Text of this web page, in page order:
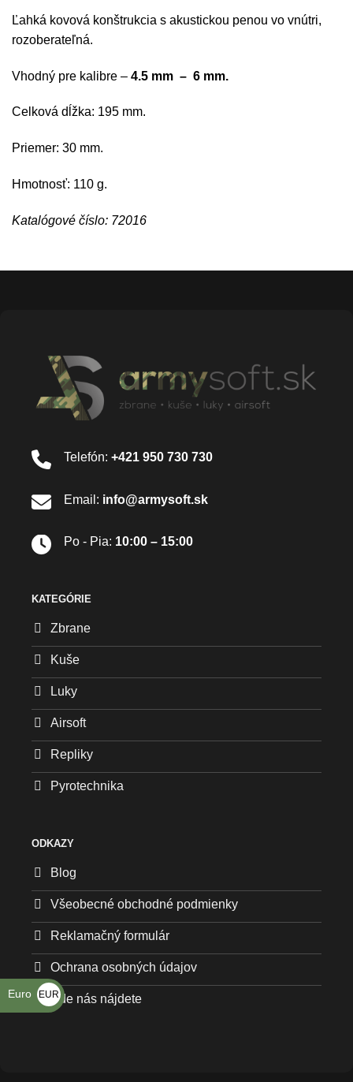
Ľahká kovová konštrukcia s akustickou penou vo vnútri,
rozoberateľná.
Vhodný pre kalibre – 4.5 mm – 6 mm.
Celková dĺžka: 195 mm.
Priemer: 30 mm.
Hmotnosť: 110 g.
Katalógové číslo: 72016
Telefón: +421 950 730 730
Email: info@armysoft.sk
Po - Pia: 10:00 – 15:00
KATEGÓRIE
Zbrane
Kuše
Luky
Airsoft
Repliky
Pyrotechnika
ODKAZY
Blog
Všeobecné obchodné podmienky
Reklamačný formulár
Ochrana osobných údajov
Kde nás nájdete
Euro
EUR
€